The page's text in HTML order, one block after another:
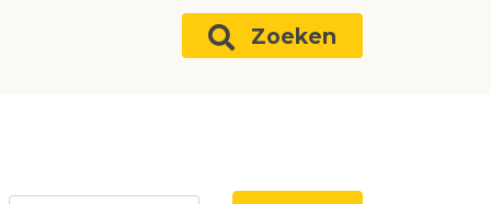
Zoeken